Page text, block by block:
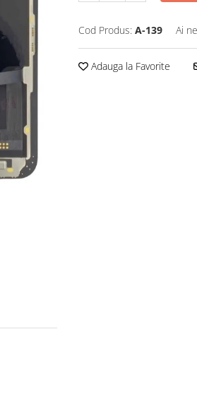
Cod Produs: A-139 Ai
Adauga la Favorite